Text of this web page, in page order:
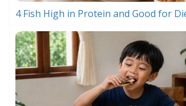
4 Fish High in Protein and Good for